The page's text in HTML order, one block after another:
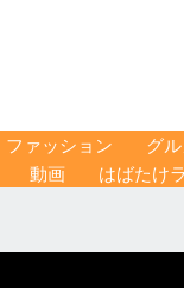
ファッション グル
動画 はばたけ